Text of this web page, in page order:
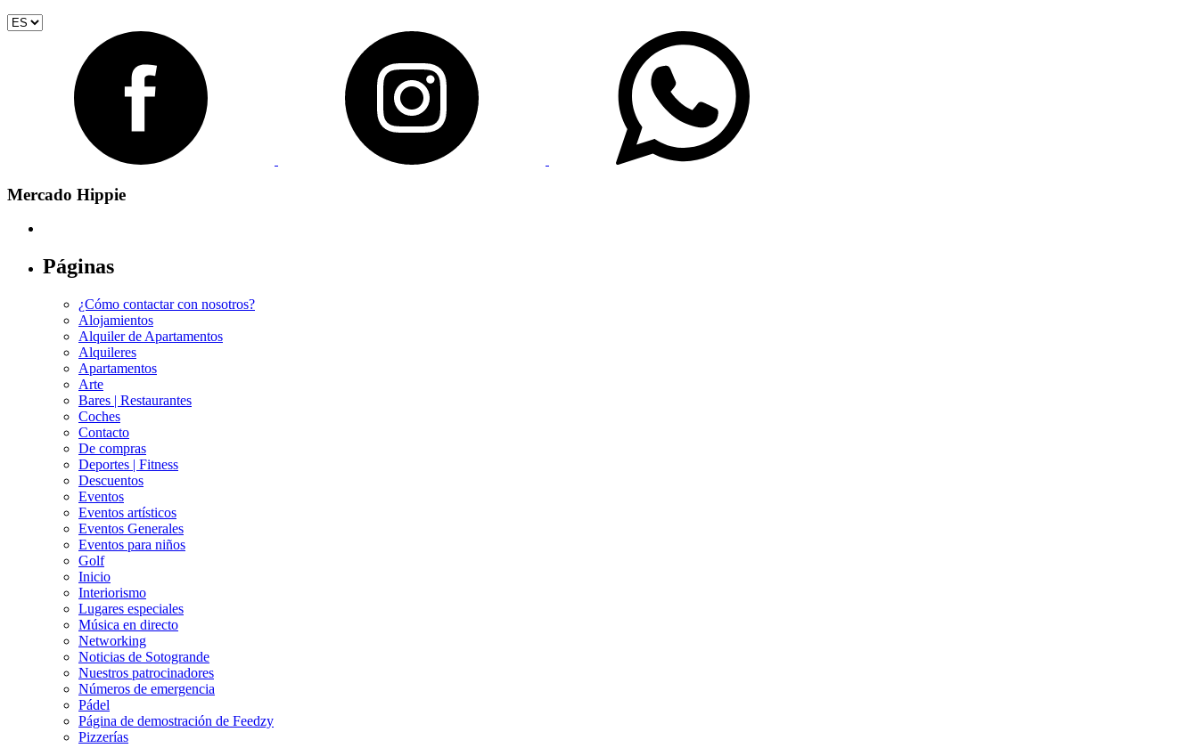
Select
Social_link_facebook Social_link_instagram
Mercado Hippie
Páginas
¿Cómo contactar con nosotros?
Alojamientos
Alquiler de Apartamentos
Alquileres
Apartamentos
Arte
Bares | Restaurantes
Coches
Contacto
De compras
Deportes | Fitness
Descuentos
Eventos
Eventos artísticos
Eventos Generales
Eventos para niños
Golf
Inicio
Interiorismo
Lugares especiales
Música en directo
Networking
Noticias de Sotogrande
Nuestros patrocinadores
Números de emergencia
Pádel
Página de demostración de Feedzy
Pizzerías